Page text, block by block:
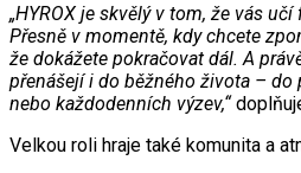
„HYROX je skvělý v tom, že vás
Přesně v momentě, kdy chcete
že dokážete pokračovat dál. A
přenášejí i do běžného života – do
nebo každodenních výzev,“
Velkou roli hraje také komunita a